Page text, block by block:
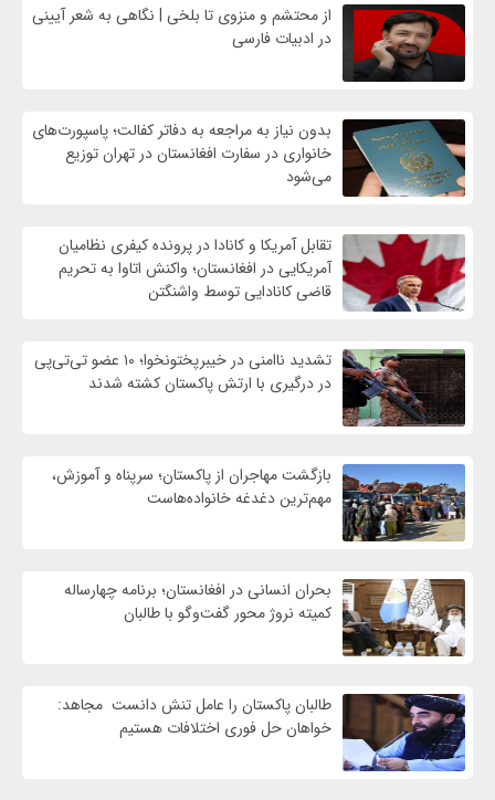
از محتشم و منزوی تا بلخی | نگاهی به شعر آیینی
در ادبیات فارسی
بدون نیاز به مراجعه به دفاتر کفالت؛ پاسپورت‌های
خانواری در سفارت افغانستان در تهران توزیع
می‌شود
تقابل آمریکا و کانادا در پرونده کیفری نظامیان
آمریکایی در افغانستان؛ واکنش اتاوا به تحریم
قاضی کانادایی توسط واشنگتن
تشدید ناامنی در خیبرپختونخوا؛ ۱۰ عضو تی‌تی‌پی
در درگیری با ارتش پاکستان کشته شدند
بازگشت مهاجران از پاکستان؛ سرپناه و آموزش،
مهم‌ترین دغدغه خانواده‌هاست
بحران انسانی در افغانستان؛ برنامه چهار‌ساله
کمیته نروژ محور گفت‌وگو با طالبان
طالبان پاکستان را عامل تنش دانست مجاهد:
خواهان حل فوری اختلافات هستیم